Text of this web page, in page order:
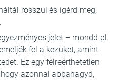
rosszul és ígérd meg,
jelet – mondd pl.
fel a kezüket, amint
Ez egy félreérthetetlen
azonnal abbahagyd,